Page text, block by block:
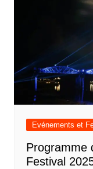
Evénements et
Programme
Festival